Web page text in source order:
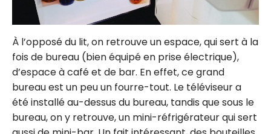
À l’opposé du lit, on retrouve un espace, qui sert à la
fois de bureau (bien équipé en prise électrique),
d’espace à café et de bar. En effet, ce grand
bureau est un peu un fourre-tout. Le téléviseur a
été installé au-dessus du bureau, tandis que sous le
bureau, on y retrouve, un mini-réfrigérateur qui sert